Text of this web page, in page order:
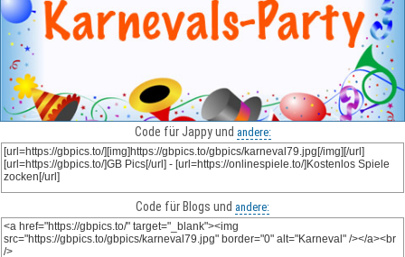
Code für Jappy und andere:
Code für Blogs und andere: